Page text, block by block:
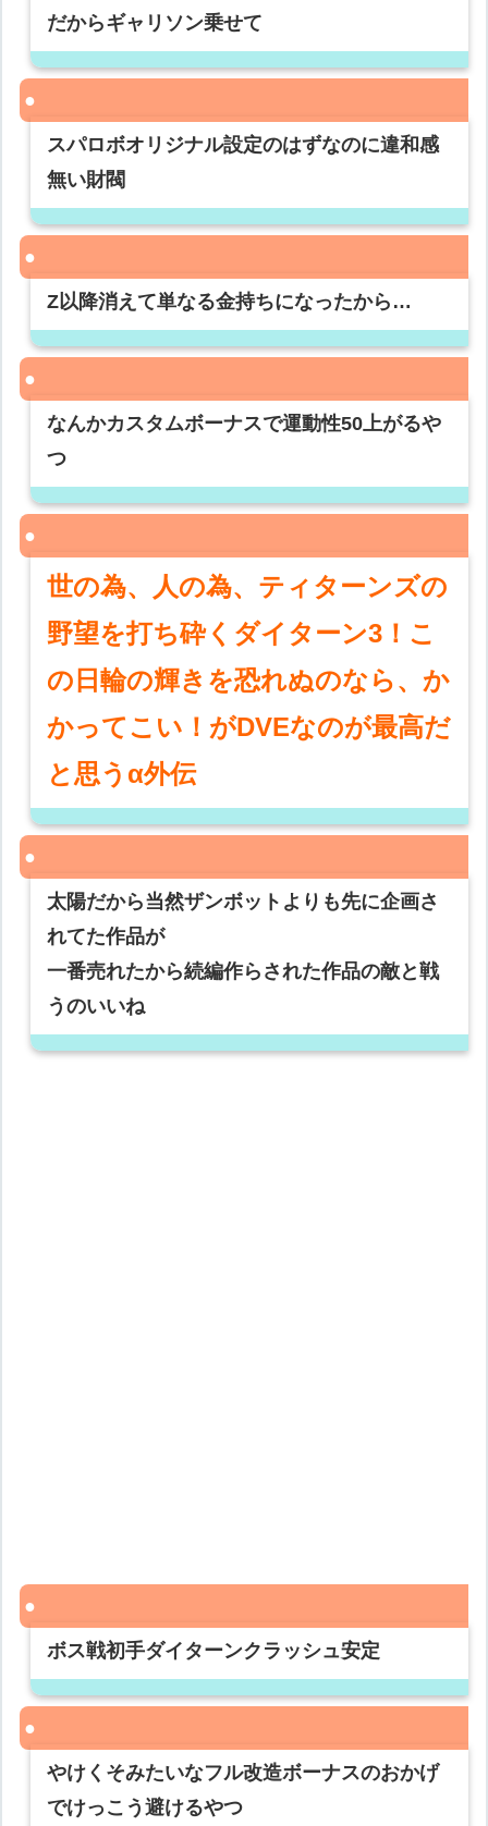
だからギャリソン乗せて
スパロボオリジナル設定のはずなのに違和感
無い財閥
Z以降消えて単なる金持ちになったから…
なんかカスタムボーナスで運動性50上がるや
つ
世の為、人の為、ティターンズの
野望を打ち砕くダイターン3！こ
の日輪の輝きを恐れぬのなら、か
かってこい！がDVEなのが最高だ
と思うα外伝
太陽だから当然ザンボットよりも先に企画さ
れてた作品が
一番売れたから続編作らされた作品の敵と戦
うのいいね
ボス戦初手ダイターンクラッシュ安定
やけくそみたいなフル改造ボーナスのおかげ
でけっこう避けるやつ